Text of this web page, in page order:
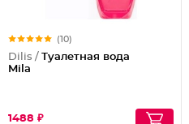
(10)
Dilis / Туалетная вода
Mila
1488 ₽